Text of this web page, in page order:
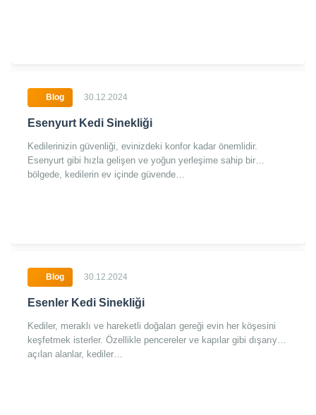
Blog 30.12.2024
Esenyurt Kedi Sinekliği
Kedilerinizin güvenliği, evinizdeki konfor kadar önemlidir.
Esenyurt gibi hızla gelişen ve yoğun yerleşime sahip bir
bölgede, kedilerin ev içinde güvende…
Blog 30.12.2024
Esenler Kedi Sinekliği
Kediler, meraklı ve hareketli doğaları gereği evin her köşesini
keşfetmek isterler. Özellikle pencereler ve kapılar gibi dışarıya
açılan alanlar, kediler…